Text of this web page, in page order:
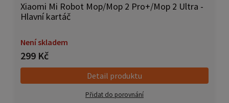
Xiaomi Mi Robot Mop/Mop 2 Pro+/Mop 2 Ultra -
Hlavní kartáč
Není skladem
299 Kč
Detail produktu
Přidat do porovnání